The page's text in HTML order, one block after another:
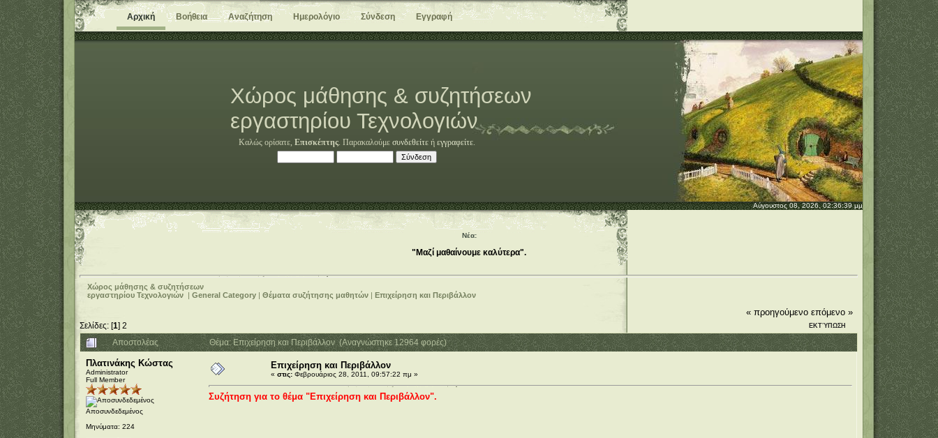
Αρχική Βοήθεια Αναζήτηση Ημερολόγιο Σύνδεση Εγγραφή
Χώρος μάθησης & συζητήσεων
εργαστηρίου Τεχνολογιών
Καλώς ορίσατε, Επισκέπτης. Παρακαλούμε συνδεθείτε ή εγγραφείτε.
Αύγουστος 08, 2026, 02:36:39 μμ
Νέα:
"Μαζί μαθαίνουμε καλύτερα".
Χώρος μάθησης & συζητήσεων
εργαστηρίου Τεχνολογιών |General Category |Θέματα συζήτησης μαθητών |Επιχείρηση και Περιβάλλον
Σελίδες: [1] 2
« προηγούμενο επόμενο »
ΕΚΤΎΠΩΣΗ
Αποστολέας Θέμα: Επιχείρηση και Περιβάλλον (Αναγνώστηκε 12964 φορές)
Πλατινάκης Κώστας
Administrator
Full Member
Αποσυνδεδεμένος
Μηνύματα: 224
Επιχείρηση και Περιβάλλον
« στις:Φεβρουάριος 28, 2011, 09:57:22 πμ »
Συζήτηση για το θέμα "Επιχείρηση και Περιβάλλον".